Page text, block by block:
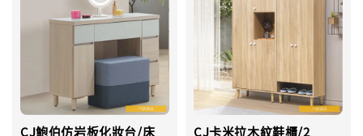
CJ鮑伯仿岩板化妝台/床
CJ卡米拉木紋鞋櫃/2